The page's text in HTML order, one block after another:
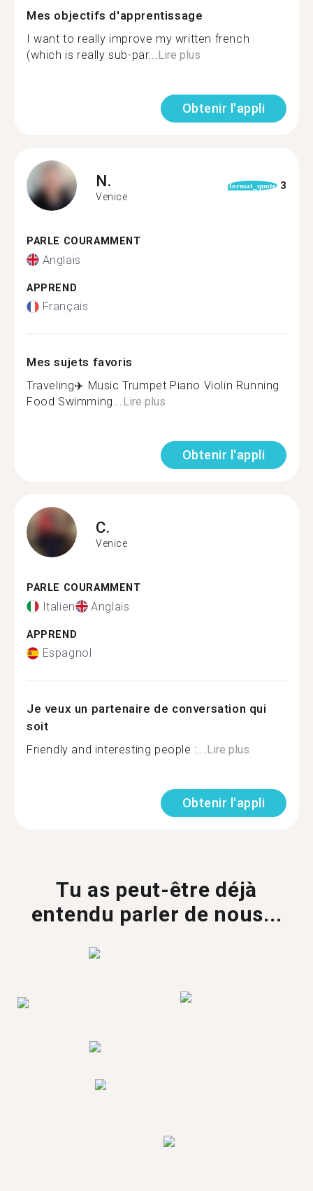
Mes objectifs d'apprentissage
I want to really improve my written french
(which is really sub-par...Lire plus
Obtenir l'appli
N.
Venice
format_quote 3
PARLE COURAMMENT
Anglais
APPREND
Français
Mes sujets favoris
Traveling✈️ Music Trumpet Piano Violin Running
Food Swimming...Lire plus
Obtenir l'appli
C.
Venice
PARLE COURAMMENT
Italien Anglais
APPREND
Espagnol
Je veux un partenaire de conversation qui
soit
Friendly and interesting people :...Lire plus
Obtenir l'appli
Tu as peut-être déjà
entendu parler de nous...